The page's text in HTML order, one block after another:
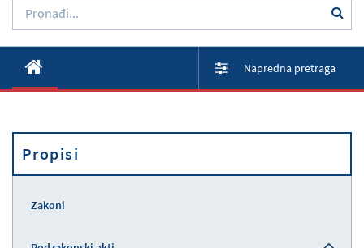
Aktivnosti
Propisi
Napredna pretraga
Propisi
Zakoni